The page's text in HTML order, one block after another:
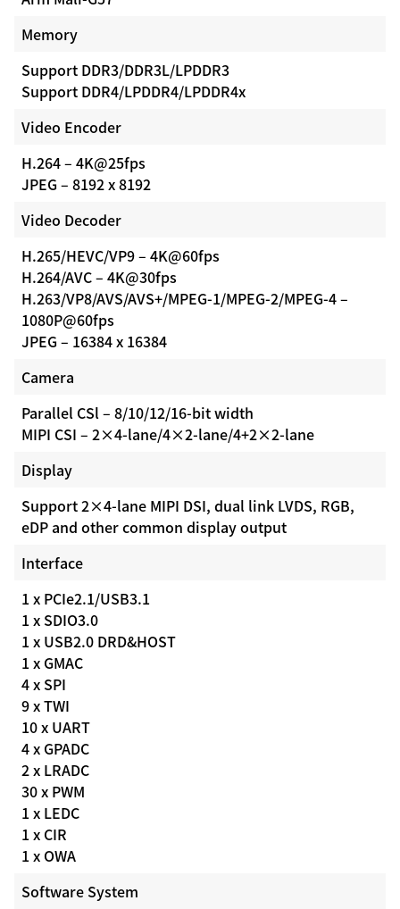
Memory
Support DDR3/DDR3L/LPDDR3
Support DDR4/LPDDR4/LPDDR4x
Video Encoder
H.264 – 4K@25fps
JPEG – 8192 x 8192
Video Decoder
H.265/HEVC/VP9 – 4K@60fps
H.264/AVC – 4K@30fps
H.263/VP8/AVS/AVS+/MPEG-1/MPEG-2/MPEG-4 –
1080P@60fps
JPEG – 16384 x 16384
Camera
Parallel CSl – 8/10/12/16-bit width
MIPI CSI – 2×4-lane/4×2-lane/4+2×2-lane
Display
Support 2×4-lane MIPI DSI, dual link LVDS, RGB,
eDP and other common display output
Interface
1 x PCIe2.1/USB3.1
1 x SDIO3.0
1 x USB2.0 DRD&HOST
1 x GMAC
4 x SPI
9 x TWI
10 x UART
4 x GPADC
2 x LRADC
30 x PWM
1 x LEDC
1 x CIR
1 x OWA
Software System